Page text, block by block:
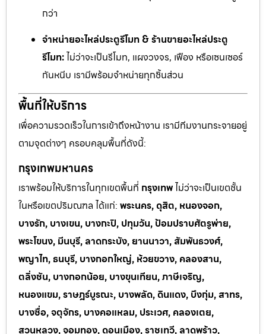
กว่า
จำหน่ายอะไหล่ประตูรีโมท & ร้านขายอะไหล่ประตู
รีโมท:ไม่ว่าจะเป็นรีโมท, แผงวงจร, เฟือง หรือเซนเซอร์
กันหนีบ เรามีพร้อมจำหน่ายทุกชิ้นส่วน
พื้นที่ให้บริการ
เพื่อความรวดเร็วในการเข้าถึงหน้างาน เรามีทีมงานกระจายอยู่
ตามจุดต่างๆ ครอบคลุมพื้นที่ดังนี้:
กรุงเทพมหานคร
เราพร้อมให้บริการในทุกเขตพื้นที่ กรุงเทพไม่ว่าจะเป็นเขตชั้น
ในหรือเขตปริมณฑล ได้แก่: พระนคร, ดุสิต, หนองจอก,
บางรัก, บางเขน, บางกะปิ, ปทุมวัน, ป้อมปราบศัตรูพ่าย,
พระโขนง, มีนบุรี, ลาดกระบัง, ยานนาวา, สัมพันธวงศ์,
พญาไท, ธนบุรี, บางกอกใหญ่, ห้วยขวาง, คลองสาน,
ตลิ่งชัน, บางกอกน้อย, บางขุนเทียน, ภาษีเจริญ,
หนองแขม, ราษฎร์บูรณะ, บางพลัด, ดินแดง, บึงกุ่ม, สาทร,
บางซื่อ, จตุจักร, บางคอแหลม, ประเวศ, คลองเตย,
สวนหลวง, จอมทอง, ดอนเมือง, ราชเทวี, ลาดพร้าว,